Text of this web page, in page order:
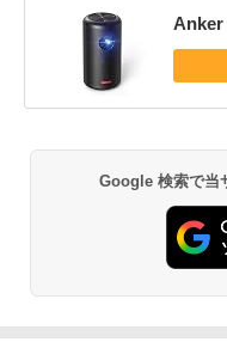
Anker
Google 検索で当